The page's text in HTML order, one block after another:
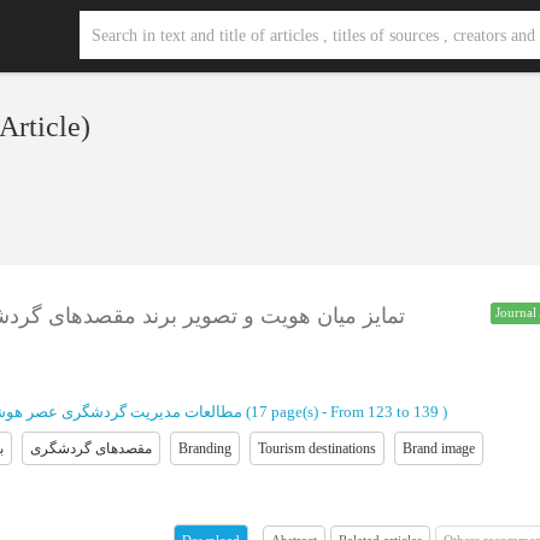
تمایز میان هویت و تصویر برند مقصدهای
Journal
مطالعات مدیریت گردشگری عصر (‎17 page(s) - From 123 to 139 )
مقصدهای گردشگری Branding Tourism destinations Brand image